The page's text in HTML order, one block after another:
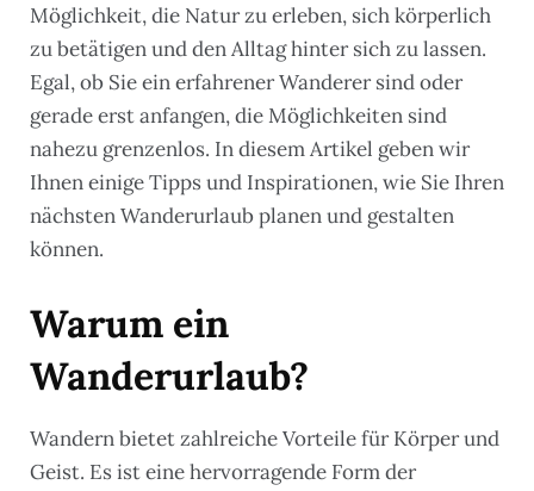
Möglichkeit, die Natur zu erleben, sich körperlich
zu betätigen und den Alltag hinter sich zu lassen.
Egal, ob Sie ein erfahrener Wanderer sind oder
gerade erst anfangen, die Möglichkeiten sind
nahezu grenzenlos. In diesem Artikel geben wir
Ihnen einige Tipps und Inspirationen, wie Sie Ihren
nächsten Wanderurlaub planen und gestalten
können.
Warum ein
Wanderurlaub?
Wandern bietet zahlreiche Vorteile für Körper und
Geist. Es ist eine hervorragende Form der